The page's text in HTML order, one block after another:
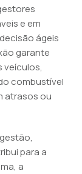
e em
ágeis
garante
veículos,
combustível
atrasos ou
para a
a